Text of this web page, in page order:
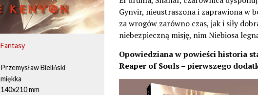
Fantasy
Przemysław Bieliński
miękka
140x210 mm
Gynvir, nieustraszona i zaprawiona w
za wrogów zarówno czas, jak i siły
niebezpieczną misję, nim Niebiosa
Opowiedziana w powieści historia
Reaper of Souls – pierwszego